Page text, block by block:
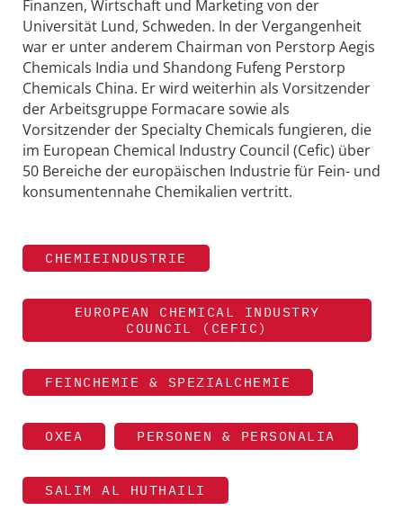
Finanzen, Wirtschaft und Marketing von der
Universität Lund, Schweden. In der Vergangenheit
war er unter anderem Chairman von Perstorp Aegis
Chemicals India und Shandong Fufeng Perstorp
Chemicals China. Er wird weiterhin als Vorsitzender
der Arbeitsgruppe Formacare sowie als
Vorsitzender der Specialty Chemicals fungieren, die
im European Chemical Industry Council (Cefic) über
50 Bereiche der europäischen Industrie für Fein- und
konsumentennahe Chemikalien vertritt.
CHEMIEINDUSTRIE
EUROPEAN CHEMICAL INDUSTRY
COUNCIL (CEFIC)
FEINCHEMIE & SPEZIALCHEMIE
OXEA PERSONEN & PERSONALIA
SALIM AL HUTHAILI